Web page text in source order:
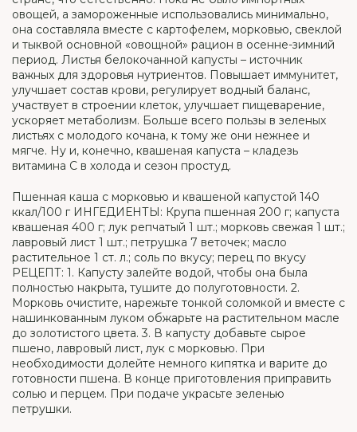
овощей, а замороженные использовались минимально,
она составляла вместе с картофелем, морковью, свеклой
и тыквой основной «овощной» рацион в осенне-зимний
период. Листья белокочанной капусты – источник
важных для здоровья нутриентов. Повышает иммунитет,
улучшает состав крови, регулирует водный баланс,
участвует в строении клеток, улучшает пищеварение,
ускоряет метаболизм. Больше всего пользы в зеленых
листьях с молодого кочана, к тому же они нежнее и
мягче. Ну и, конечно, квашеная капуста – кладезь
витамина С в холода и сезон простуд.
Пшенная каша с морковью и квашеной капустой 140
ккал/100 г ИНГЕДИЕНТЫ: Крупа пшенная 200 г; капуста
квашеная 400 г; лук репчатый 1 шт.; морковь свежая 1 шт.;
лавровый лист 1 шт.; петрушка 7 веточек; масло
растительное 1 ст. л.; соль по вкусу; перец по вкусу
РЕЦЕПТ: 1. Капусту залейте водой, чтобы она была
полностью накрыта, тушите до полуготовности. 2.
Морковь очистите, нарежьте тонкой соломкой и вместе с
нашинкованным луком обжарьте на растительном масле
до золотистого цвета. 3. В капусту добавьте сырое
пшено, лавровый лист, лук с морковью. При
необходимости долейте немного кипятка и варите до
готовности пшена. В конце приготовления приправить
солью и перцем. При подаче украсьте зеленью
петрушки.